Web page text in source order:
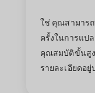
ใช่ คุณสามาร
ครั้งในการแป
คุณสมบัติขั้นสูง
รายละเอียดอยู่